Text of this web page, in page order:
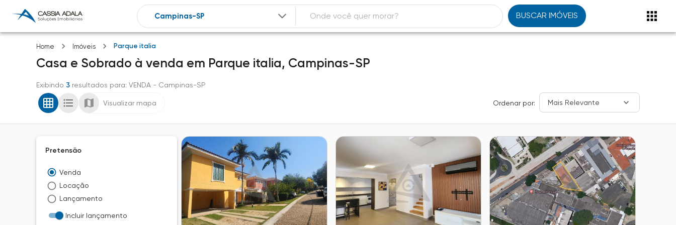
BUSCAR IMÓVEIS
Home Imóveis Parque italia
Casa e Sobrado à venda em Parque italia, Campinas-SP
Exibindo 3 resultados para: VENDA - Campinas-SP
Visualizar mapa Ordenar por: Mais Relevante
Pretensão
Venda
Locação
Lançamento
Incluir lançamento